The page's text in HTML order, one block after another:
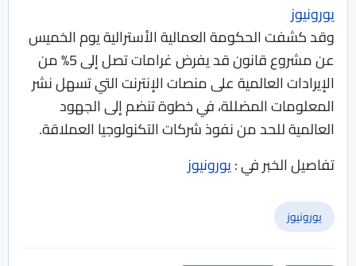
يورونيوز
وقد كشفت الحكومة العمالية الأسترالية يوم الخميس
عن مشروع قانون قد يفرض غرامات تصل إلى 5% من
الإيرادات العالمية على منصات الإنترنت التي تسهل نشر
المعلومات المضللة، في خطوة تنضم إلى الجهود
العالمية للحد من نفوذ شركات التكنولوجيا العملاقة.
تفاصيل الخبر في :يورونيوز
يورونيوز